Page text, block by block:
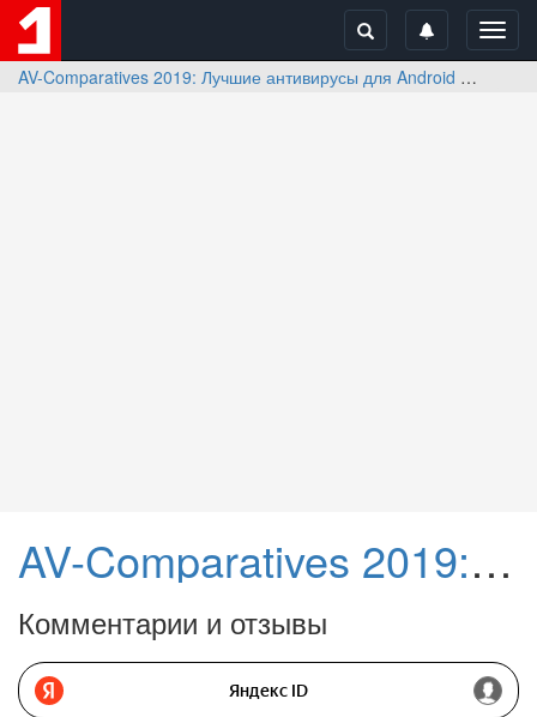
AV-Comparatives 2019: Лучшие антивирусы для Android
AV-Comparatives 2019: Лучшие антивирусы для Android
Комментарии и отзывы